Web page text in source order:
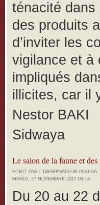
ténacité
des produits
d’inviter les
vigilance et à
impliqués
illicites, car il
Nestor BAKI
Sidwaya
Le salon de la faune et
ÉCRIT PAR L'OBSERVATEUR PAALGA
MARDI, 27 NOVEMBRE 2012 09:13
Du 20 au 22